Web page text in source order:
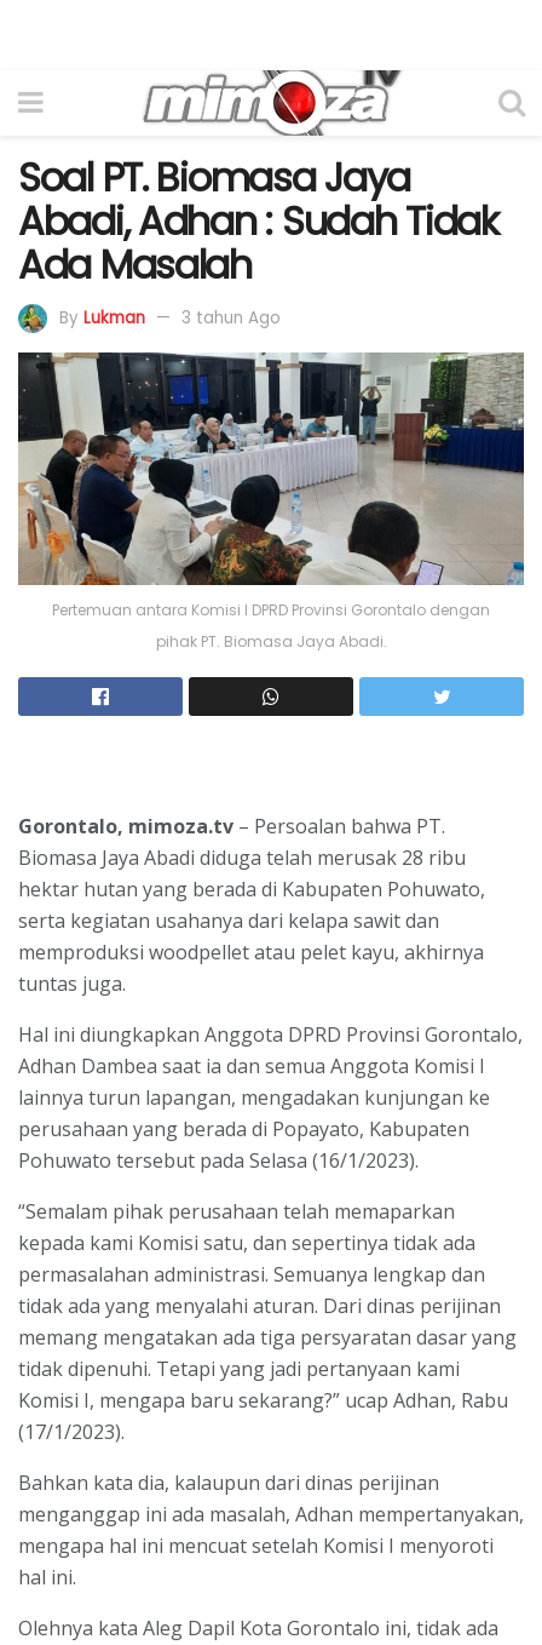
Soal PT. Biomasa Jaya
Abadi, Adhan : Sudah Tidak
Ada Masalah
By Lukman 3 tahun Ago
Pertemuan antara Komisi I DPRD Provinsi Gorontalo dengan
pihak PT. Biomasa Jaya Abadi.
Gorontalo, mimoza.tv – Persoalan bahwa PT.
Biomasa Jaya Abadi diduga telah merusak 28 ribu
hektar hutan yang berada di Kabupaten Pohuwato,
serta kegiatan usahanya dari kelapa sawit dan
memproduksi woodpellet atau pelet kayu, akhirnya
tuntas juga.
Hal ini diungkapkan Anggota DPRD Provinsi Gorontalo,
Adhan Dambea saat ia dan semua Anggota Komisi I
lainnya turun lapangan, mengadakan kunjungan ke
perusahaan yang berada di Popayato, Kabupaten
Pohuwato tersebut pada Selasa (16/1/2023).
“Semalam pihak perusahaan telah memaparkan
kepada kami Komisi satu, dan sepertinya tidak ada
permasalahan administrasi. Semuanya lengkap dan
tidak ada yang menyalahi aturan. Dari dinas perijinan
memang mengatakan ada tiga persyaratan dasar yang
tidak dipenuhi. Tetapi yang jadi pertanyaan kami
Komisi I, mengapa baru sekarang?” ucap Adhan, Rabu
(17/1/2023).
Bahkan kata dia, kalaupun dari dinas perijinan
menganggap ini ada masalah, Adhan mempertanyakan,
mengapa hal ini mencuat setelah Komisi I menyoroti
hal ini.
Olehnya kata Aleg Dapil Kota Gorontalo ini, tidak ada